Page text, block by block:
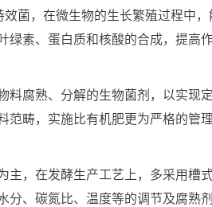
菌，在微生物的生长繁殖过程中
素、蛋白质和核酸的合成，提高作
腐熟、分解的生物菌剂，以实
畴，实施比有机肥更为严格的管
，在发酵生产工艺上，多采用
、碳氮比、温度等的调节及腐